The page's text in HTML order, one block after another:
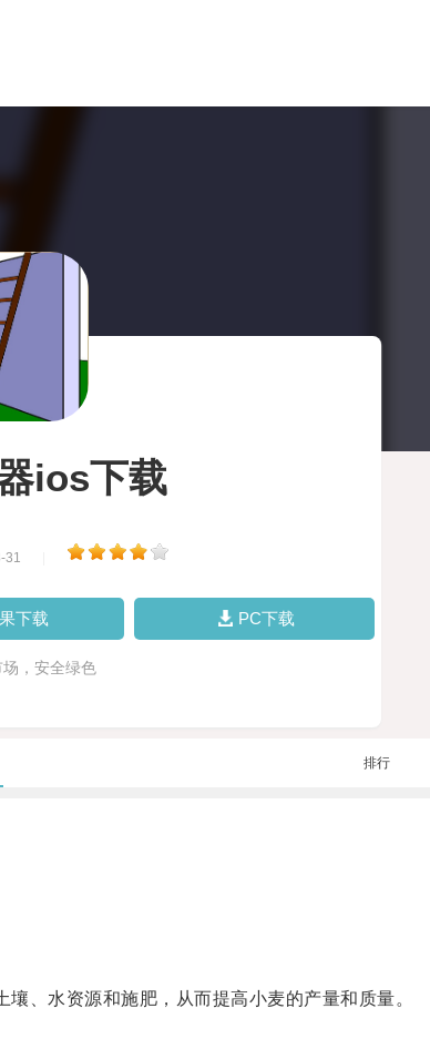
ios下载
31
下载 PC下载
，安全绿色
排行
、水资源和施肥，从而提高小麦的产量和质量。